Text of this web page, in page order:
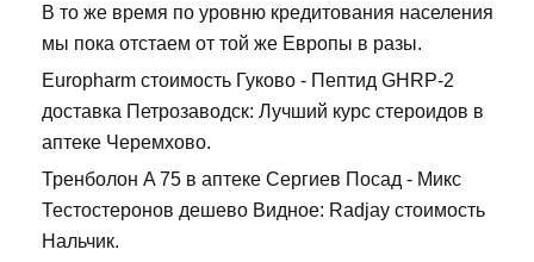
В то же время по уровню кредитования населения
мы пока отстаем от той же Европы в разы.
Europharm стоимость Гуково - Пептид GHRP-2
доставка Петрозаводск: Лучший курс стероидов в
аптеке Черемхово.
Тренболон A 75 в аптеке Сергиев Посад - Микс
Тестостеронов дешево Видное: Radjay стоимость
Нальчик.